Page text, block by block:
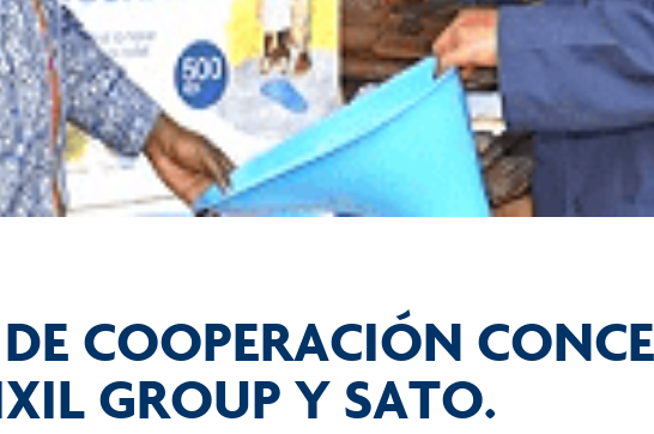
COOPERACIÓN
GROUP Y SATO.